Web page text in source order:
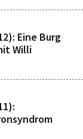
Eine Burg
Willi